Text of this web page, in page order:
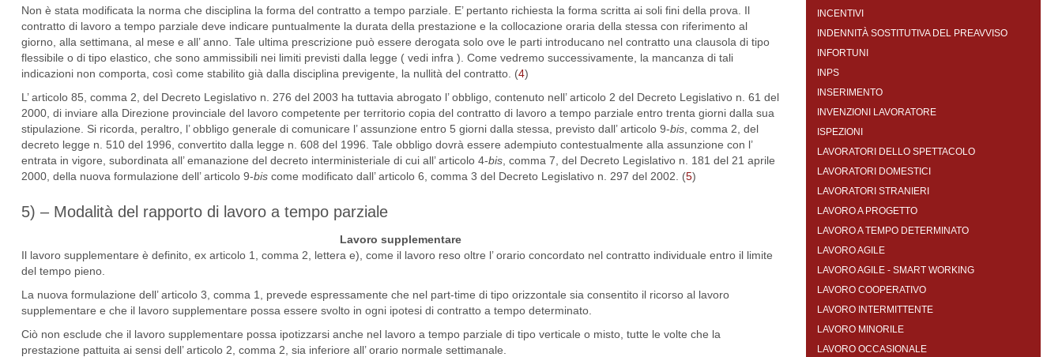
Non è stata modificata la norma che disciplina la forma del contratto a tempo parziale. E’ pertanto richiesta la forma scritta ai soli fini della prova. Il
contratto di lavoro a tempo parziale deve indicare puntualmente la durata della prestazione e la collocazione oraria della stessa con riferimento al
giorno, alla settimana, al mese e all’ anno. Tale ultima prescrizione può essere derogata solo ove le parti introducano nel contratto una clausola di tipo
flessibile o di tipo elastico, che sono ammissibili nei limiti previsti dalla legge ( vedi infra ). Come vedremo successivamente, la mancanza di tali
indicazioni non comporta, così come stabilito già dalla disciplina previgente, la nullità del contratto. (4)
L’ articolo 85, comma 2, del Decreto Legislativo n. 276 del 2003 ha tuttavia abrogato l’ obbligo, contenuto nell’ articolo 2 del Decreto Legislativo n. 61 del
2000, di inviare alla Direzione provinciale del lavoro competente per territorio copia del contratto di lavoro a tempo parziale entro trenta giorni dalla sua
stipulazione. Si ricorda, peraltro, l’ obbligo generale di comunicare l’ assunzione entro 5 giorni dalla stessa, previsto dall’ articolo 9-bis , comma 2, del
decreto legge n. 510 del 1996, convertito dalla legge n. 608 del 1996. Tale obbligo dovrà essere adempiuto contestualmente alla assunzione con l’
entrata in vigore, subordinata all’ emanazione del decreto interministeriale di cui all’ articolo 4-bis , comma 7, del Decreto Legislativo n. 181 del 21 aprile
2000, della nuova formulazione dell’ articolo 9-bis come modificato dall’ articolo 6, comma 3 del Decreto Legislativo n. 297 del 2002. (5)
5) – Modalità del rapporto di lavoro a tempo parziale
Lavoro supplementare
Il lavoro supplementare è definito, ex articolo 1, comma 2, lettera e), come il lavoro reso oltre l’ orario concordato nel contratto individuale entro il limite
del tempo pieno.
La nuova formulazione dell’ articolo 3, comma 1, prevede espressamente che nel part-time di tipo orizzontale sia consentito il ricorso al lavoro
supplementare e che il lavoro supplementare possa essere svolto in ogni ipotesi di contratto a tempo determinato.
Ciò non esclude che il lavoro supplementare possa ipotizzarsi anche nel lavoro a tempo parziale di tipo verticale o misto, tutte le volte che la
prestazione pattuita ai sensi dell’ articolo 2, comma 2, sia inferiore all’ orario normale settimanale.
INCENTIVI
INDENNITÀ SOSTITUTIVA DEL PREAVVISO
INFORTUNI
INPS
INSERIMENTO
INVENZIONI LAVORATORE
ISPEZIONI
LAVORATORI DELLO SPETTACOLO
LAVORATORI DOMESTICI
LAVORATORI STRANIERI
LAVORO A PROGETTO
LAVORO A TEMPO DETERMINATO
LAVORO AGILE
LAVORO AGILE - SMART WORKING
LAVORO COOPERATIVO
LAVORO INTERMITTENTE
LAVORO MINORILE
LAVORO OCCASIONALE